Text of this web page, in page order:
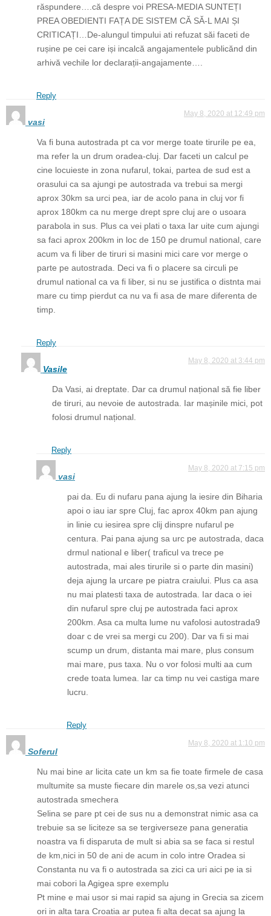
răspundere….că despre voi PRESA-MEDIA SUNTEȚI
PREA OBEDIENTI FAȚA DE SISTEM CĂ SĂ-L MAI ȘI
CRITICAȚI…De-alungul timpului ati refuzat săi faceti de
rușine pe cei care iși incalcă angajamentele publicănd din
arhivă vechile lor declarații-angajamente….
Reply
vasi
May 8, 2020 at 12:49 pm
Va fi buna autostrada pt ca vor merge toate tirurile pe ea,
ma refer la un drum oradea-cluj. Dar faceti un calcul pe
cine locuieste in zona nufarul, tokai, partea de sud est a
orasului ca sa ajungi pe autostrada va trebui sa mergi
aprox 30km sa urci pea, iar de acolo pana in cluj vor fi
aprox 180km ca nu merge drept spre cluj are o usoara
parabola in sus. Plus ca vei plati o taxa Iar uite cum ajungi
sa faci aprox 200km in loc de 150 pe drumul national, care
acum va fi liber de tiruri si masini mici care vor merge o
parte pe autostrada. Deci va fi o placere sa circuli pe
drumul national ca va fi liber, si nu se justifica o distnta mai
mare cu timp pierdut ca nu va fi asa de mare diferenta de
timp.
Reply
Vasile
May 8, 2020 at 3:44 pm
Da Vasi, ai dreptate. Dar ca drumul național să fie liber
de tiruri, au nevoie de autostrada. Iar mașinile mici, pot
folosi drumul național.
Reply
vasi
May 8, 2020 at 7:15 pm
pai da. Eu di nufaru pana ajung la iesire din Biharia
apoi o iau iar spre Cluj, fac aprox 40km pan ajung
in linie cu iesirea spre clij dinspre nufarul pe
centura. Pai pana ajung sa urc pe autostrada, daca
drmul national e liber( traficul va trece pe
autostrada, mai ales tirurile si o parte din masini)
deja ajung la urcare pe piatra craiului. Plus ca asa
nu mai platesti taxa de autostrada. Iar daca o iei
din nufarul spre cluj pe autostrada faci aprox
200km. Asa ca multa lume nu vafolosi autostrada9
doar c de vrei sa mergi cu 200). Dar va fi si mai
scump un drum, distanta mai mare, plus consum
mai mare, pus taxa. Nu o vor folosi multi aa cum
crede toata lumea. Iar ca timp nu vei castiga mare
lucru.
Reply
Soferul
May 8, 2020 at 1:10 pm
Nu mai bine ar licita cate un km sa fie toate firmele de casa
multumite sa muste fiecare din marele os,sa vezi atunci
autostrada smechera
Selina se pare pt cei de sus nu a demonstrat nimic asa ca
trebuie sa se liciteze sa se tergiverseze pana generatia
noastra va fi disparuta de mult si abia sa se faca si restul
de km,nici in 50 de ani de acum in colo intre Oradea si
Constanta nu va fi o autostrada sa zici ca uri aici pe ia si
mai cobori la Agigea spre exemplu
Pt mine e mai usor si mai rapid sa ajung in Grecia sa zicem
ori in alta tara Croatia ar putea fi alta decat sa ajung la